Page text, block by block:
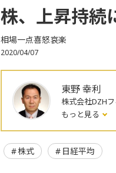
株、上昇持続
相場一点喜怒哀楽
2020/04/07
東野 幸利
株式会社DZH
もっと見る
株式 日経平均